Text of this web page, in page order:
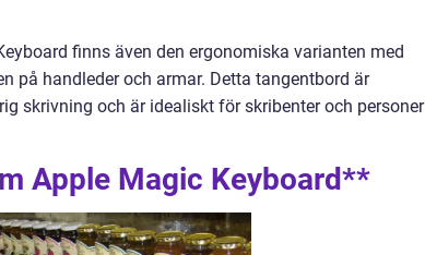
finns även den ergonomiska varianten med
på handleder och armar. Detta tangentbord är
skrivning och är idealiskt för skribenter och personer
Apple Magic Keyboard**